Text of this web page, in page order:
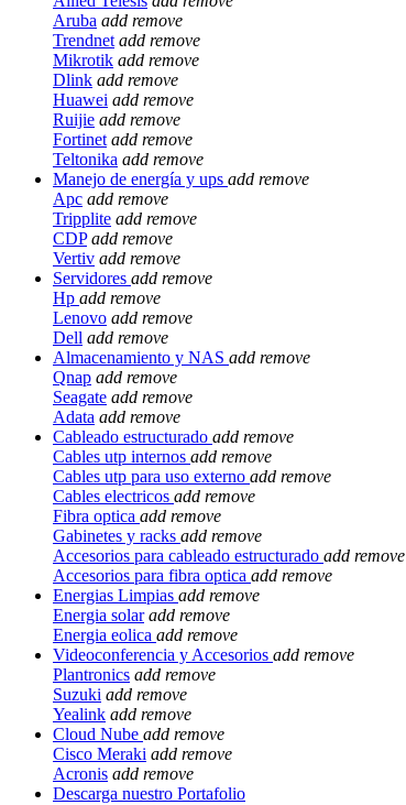
Aruba add remove
Trendnet add remove
Mikrotik add remove
Dlink add remove
Huawei add remove
Ruijie add remove
Fortinet add remove
Teltonika add remove
Manejo de energía y ups add remove
Apc add remove
Tripplite add remove
CDP add remove
Vertiv add remove
Servidores add remove
Hp add remove
Lenovo add remove
Dell add remove
Almacenamiento y NAS add remove
Qnap add remove
Seagate add remove
Adata add remove
Cableado estructurado add remove
Cables utp internos add remove
Cables utp para uso externo add remove
Cables electricos add remove
Fibra optica add remove
Gabinetes y racks add remove
Accesorios para cableado estructurado add remove
Accesorios para fibra optica add remove
Energias Limpias add remove
Energia solar add remove
Energia eolica add remove
Videoconferencia y Accesorios add remove
Plantronics add remove
Suzuki add remove
Yealink add remove
Cloud Nube add remove
Cisco Meraki add remove
Acronis add remove
Descarga nuestro Portafolio